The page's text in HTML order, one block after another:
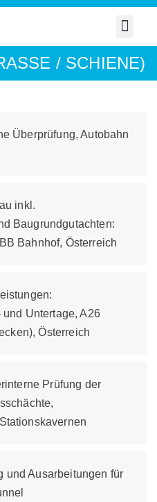
/ SCHIENE)
Überprüfung, Autobahn
inkl.
Baugrundgutachten:
Bahnhof, Österreich
Untertage, A26
Österreich
Prüfung der
und Ausarbeitungen für